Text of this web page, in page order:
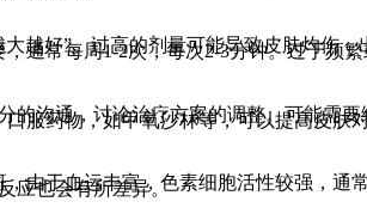
越好”。过高的剂量可能导致皮肤灼伤
通常每周1-2次，每次2-3分钟。过于频
的沟通，讨论治疗方案的调整。可能需
服药物，如甲氧沙林等，可以提高皮
由于血运丰富，色素细胞活性较强，
应也会有所差异。